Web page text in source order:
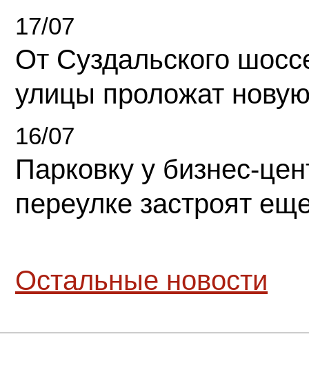
17/07
От Суздальского
улицы проложат
16/07
Парковку у бизнес-
переулке застроят
Остальные новости